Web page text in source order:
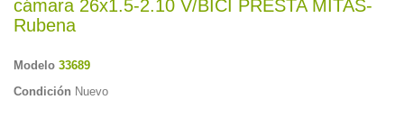
cámara 26x1.5-2.10 V/BICI PRESTA MITAS-
Rubena
Modelo 33689
Condición Nuevo